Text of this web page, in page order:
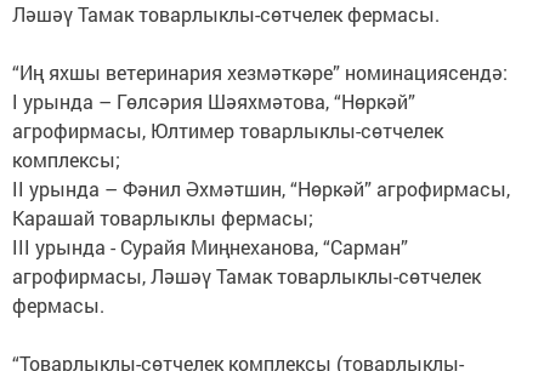
Ләшәү Тамак товарлыклы-сөтчелек фермасы.
“Иң яхшы ветеринария хезмәткәре” номинациясендә:
I урында – Гөлсәрия Шәяхмәтова, “Нөркәй”
агрофирмасы, Юлтимер товарлыклы-сөтчелек
комплексы;
II урында – Фәнил Әхмәтшин, “Нөркәй” агрофирмасы,
Карашай товарлыклы фермасы;
III урында - Сурайя Миңнеханова, “Сарман”
агрофирмасы, Ләшәү Тамак товарлыклы-сөтчелек
фермасы.
“Товарлыклы-сөтчелек комплексы (товарлыклы-